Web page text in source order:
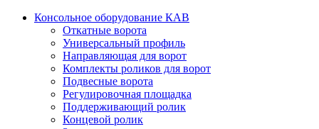
Консольное оборудование КАВ
Откатные ворота
Универсальный профиль
Направляющая для ворот
Комплекты роликов для ворот
Подвесные ворота
Регулировочная площадка
Поддерживающий ролик
Концевой ролик